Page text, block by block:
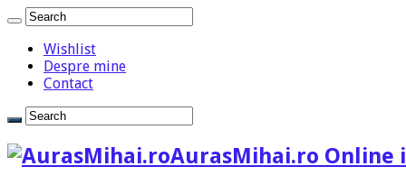
Wishlist
Despre mine
Contact
AurasMihai.ro Online